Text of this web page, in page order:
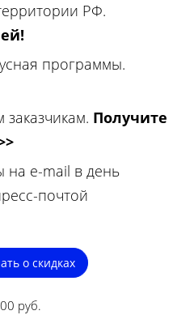
РФ.
программы.
Получите
на e-mail в день
почтой
о скидках
руб.